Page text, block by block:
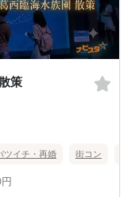
策
ツイチ・再婚 街コン